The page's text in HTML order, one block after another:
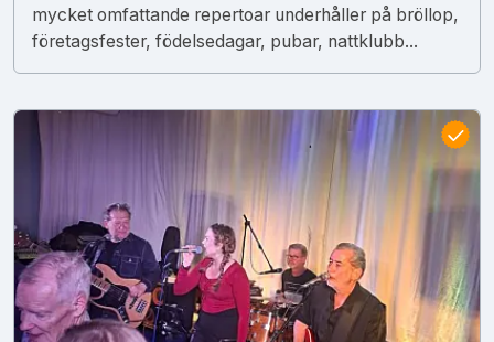
mycket omfattande repertoar underhåller på bröllop,
företagsfester, födelsedagar, pubar, nattklubb...